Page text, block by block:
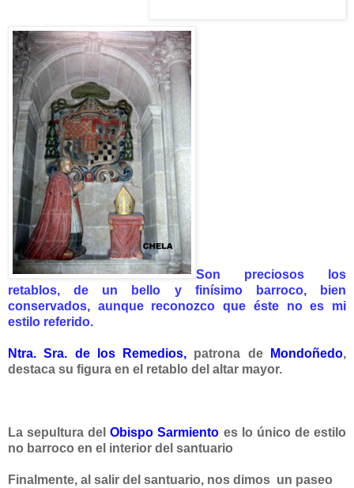
Son preciosos los
retablos, de un bello y finísimo barroco, bien
conservados, aunque reconozco que éste no es mi
estilo referido.
Ntra. Sra. de los Remedios, patrona de Mondoñedo,
destaca su figura en el retablo del altar mayor.
La sepultura delObispo Sarmiento eslo único de estilo
no barroco en el interior del santuario
Finalmente, al salir del santuario, nos dimos un paseo